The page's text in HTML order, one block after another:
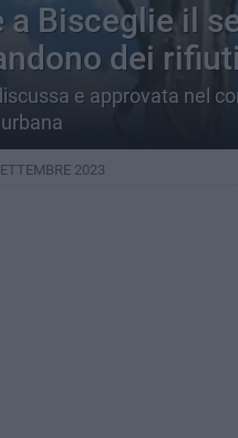
Bisceglie il
dei rifiuti
e approvata nel
2023